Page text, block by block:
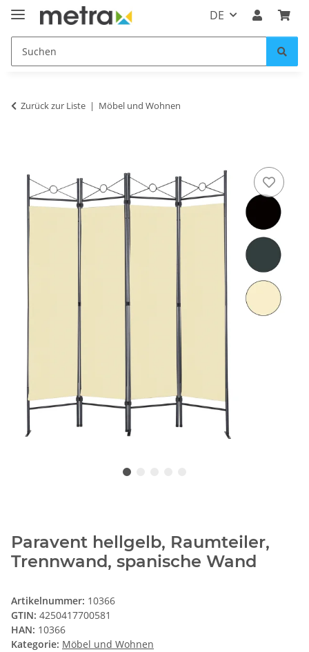
DE
Zurück zur Liste Möbel und Wohnen
Paravent hellgelb, Raumteiler,
Trennwand, spanische Wand
Artikelnummer: 10366
GTIN: 4250417700581
HAN: 10366
Kategorie: Möbel und Wohnen